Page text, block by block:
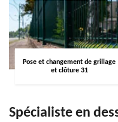
Pose et changement de grillage
et clôture 31
Spécialiste en